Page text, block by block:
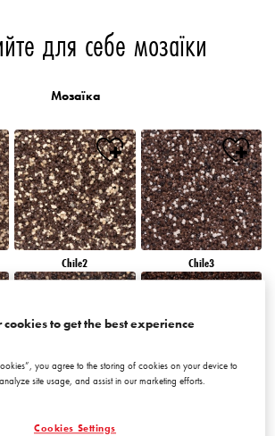
для себе мозаїки
Мозаїка
Chile2 Chile3
cookies to get the best experience
you agree to the storing of cookies on your device to
site usage, and assist in our marketing efforts.
Cookies Settings